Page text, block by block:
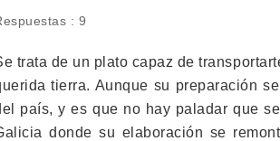
: 9
trata de un plato capaz de
tierra. Aunque su preparación
país, y es que no hay paladar que
donde su elaboración se